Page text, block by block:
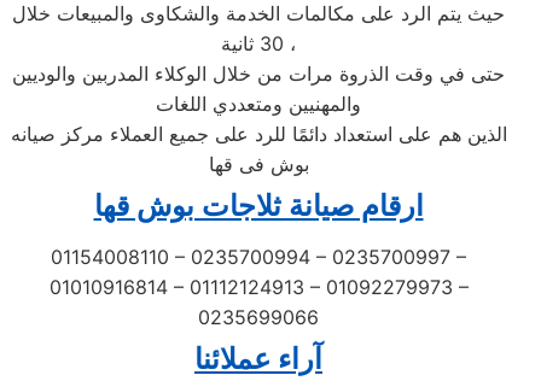
حيث يتم الرد على مكالمات الخدمة والشكاوى والمبيعات خلال
30 ثانية ،
حتى في وقت الذروة مرات من خلال الوكلاء المدربين والوديين
والمهنيين ومتعددي اللغات
الذين هم على استعداد دائمًا للرد على جميع العملاء مركز صيانه
بوش فى قها
ارقام صيانة ثلاجات بوش قها
01154008110 – 0235700994 – 0235700997 –
01010916814 – 01112124913 – 01092279973 –
0235699066
آراء عملائنا